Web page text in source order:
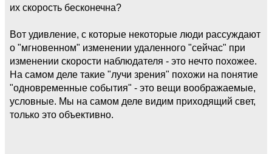
их скорость бесконечна?
Вот удивление, с которые некоторые люди рассуждают
о "мгновенном" изменении удаленного "сейчас" при
изменении скорости наблюдателя - это нечто похожее.
На самом деле такие "лучи зрения" похожи на понятие
"одновременные события" - это вещи воображаемые,
условные. Мы на самом деле видим приходящий свет,
только это объективно.